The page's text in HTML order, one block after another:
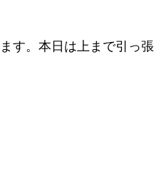
す。本日は上まで引っ